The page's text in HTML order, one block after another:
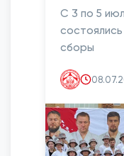
С 3 по 5
сборы